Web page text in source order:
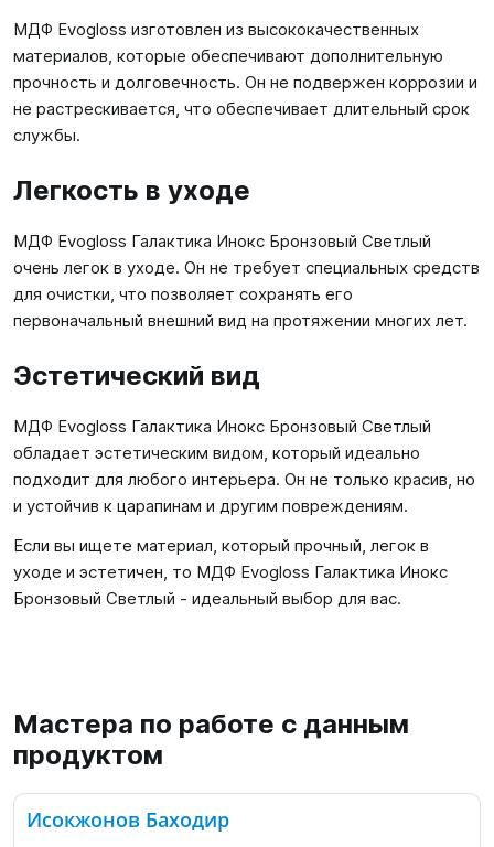
МДФ Evogloss изготовлен из высококачественных
материалов, которые обеспечивают дополнительную
прочность и долговечность. Он не подвержен коррозии и
не растрескивается, что обеспечивает длительный срок
службы.
Легкость в уходе
МДФ Evogloss Галактика Инокс Бронзовый Светлый
очень легок в уходе. Он не требует специальных средств
для очистки, что позволяет сохранять его
первоначальный внешний вид на протяжении многих лет.
Эстетический вид
МДФ Evogloss Галактика Инокс Бронзовый Светлый
обладает эстетическим видом, который идеально
подходит для любого интерьера. Он не только красив, но
и устойчив к царапинам и другим повреждениям.
Если вы ищете материал, который прочный, легок в
уходе и эстетичен, то МДФ Evogloss Галактика Инокс
Бронзовый Светлый - идеальный выбор для вас.
Мастера по работе с данным
продуктом
Исокжонов Баходир